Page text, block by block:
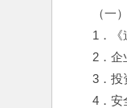
（一）
1．《道
2．企业
3．投资
4．安全